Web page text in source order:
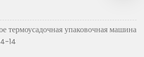
термоусадочная упаковочная машина
14